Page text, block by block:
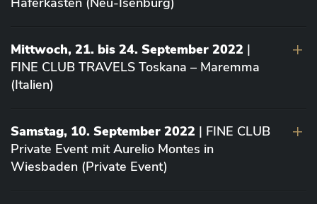
Mittwoch, 21. bis 24. September 2022 |
FINE CLUB TRAVELS Toskana – Maremma
(Italien)
Samstag, 10. September 2022 | FINE CLUB
Private Event mit Aurelio Montes in
Wiesbaden (Private Event)